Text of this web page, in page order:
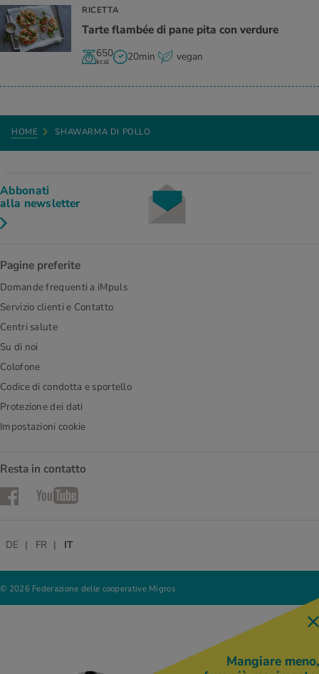
RICETTA
Tarte flambée di pane pita con verdure
650
kcal 20min vegan
HOME SHAWARMA DI POLLO
Abbonati
alla newsletter
Pagine preferite
Domande frequenti a iMpuls
Servizio clienti e Contatto
Centri salute
Su di noi
Colofone
Codice di condotta e sportello
Protezione dei dati
Impostazioni cookie
Resta in contatto
FacebookYouTube
© 2026 Federazione delle cooperative Migros
DE FR IT
Mangiare meno,